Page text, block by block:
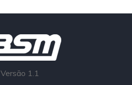
Versão 1.1